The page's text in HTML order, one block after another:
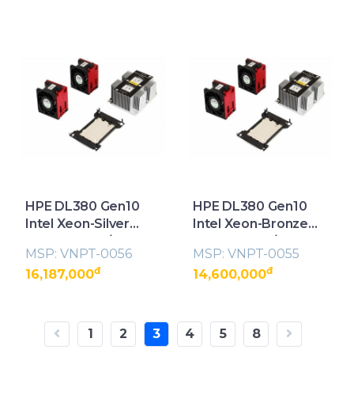
HPE DL380 Gen10
Intel Xeon-Silver
4108 (1.8GHz/8-
core/85W)
Processor Kit
MSP: VNPT-0056
16,187,000đ
HPE DL380 Gen10
Intel Xeon-Bronze
3106 (1.7GHz/8-
core/85W)
Processor Kit
MSP: VNPT-0055
14,600,000đ
1 2 3 4 5 8